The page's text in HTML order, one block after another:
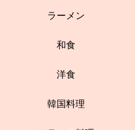
ラーメン
和食
洋食
韓国料理